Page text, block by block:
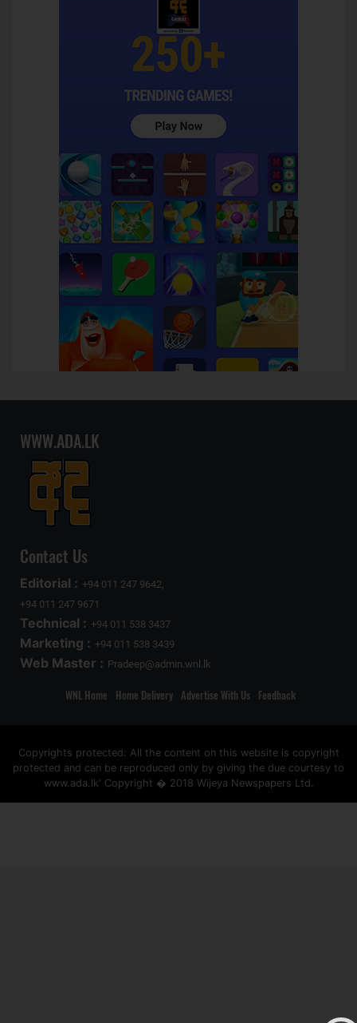
WWW.ADA.LK
Contact Us
Editorial : +94 011 247 9642,
+94 011 247 9671
Technical : +94 011 538 3437
Marketing : +94 011 538 3439
Web Master : Pradeep@admin.wnl.lk
WNL Home Home Delivery Advertise With Us Feedback
Copyrights protected: All the content on this website is copyright
protected and can be reproduced only by giving the due courtesy to
www.ada.lk' Copyright � 2018 Wijeya Newspapers Ltd.